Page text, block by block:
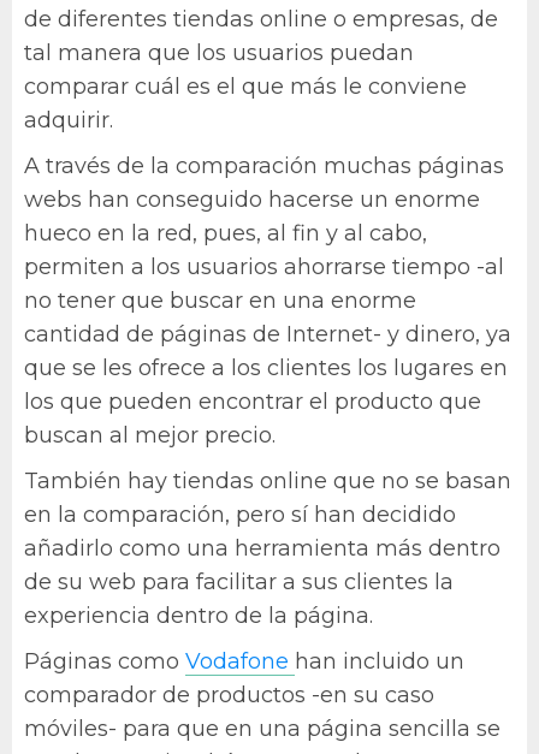
de diferentes tiendas online o empresas, de
tal manera que los usuarios puedan
comparar cuál es el que más le conviene
adquirir.
A través de la comparación muchas páginas
webs han conseguido hacerse un enorme
hueco en la red, pues, al fin y al cabo,
permiten a los usuarios ahorrarse tiempo -al
no tener que buscar en una enorme
cantidad de páginas de Internet- y dinero, ya
que se les ofrece a los clientes los lugares en
los que pueden encontrar el producto que
buscan al mejor precio.
También hay tiendas online que no se basan
en la comparación, pero sí han decidido
añadirlo como una herramienta más dentro
de su web para facilitar a sus clientes la
experiencia dentro de la página.
Páginas como Vodafone han incluido un
comparador de productos -en su caso
móviles- para que en una página sencilla se